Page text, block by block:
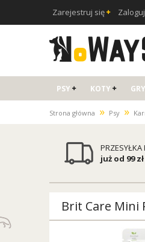
Zarejestruj się
PSY KOTY
Strona główna » Psy »
PRZESYŁKA
już od 99
Brit Care Mini